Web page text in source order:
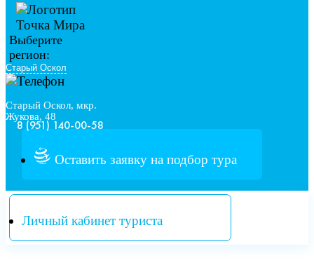
Выберите
регион:
Старый Оскол, мкр.
Жукова, 48
8 (951) 140-00-58
Оставить заявку на подбор тура
Личный кабинет туриста